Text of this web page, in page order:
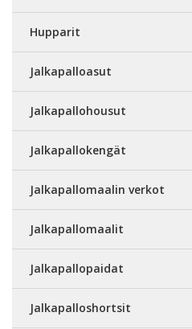
Hupparit
Jalkapalloasut
Jalkapallohousut
Jalkapallokengät
Jalkapallomaalin verkot
Jalkapallomaalit
Jalkapallopaidat
Jalkapalloshortsit